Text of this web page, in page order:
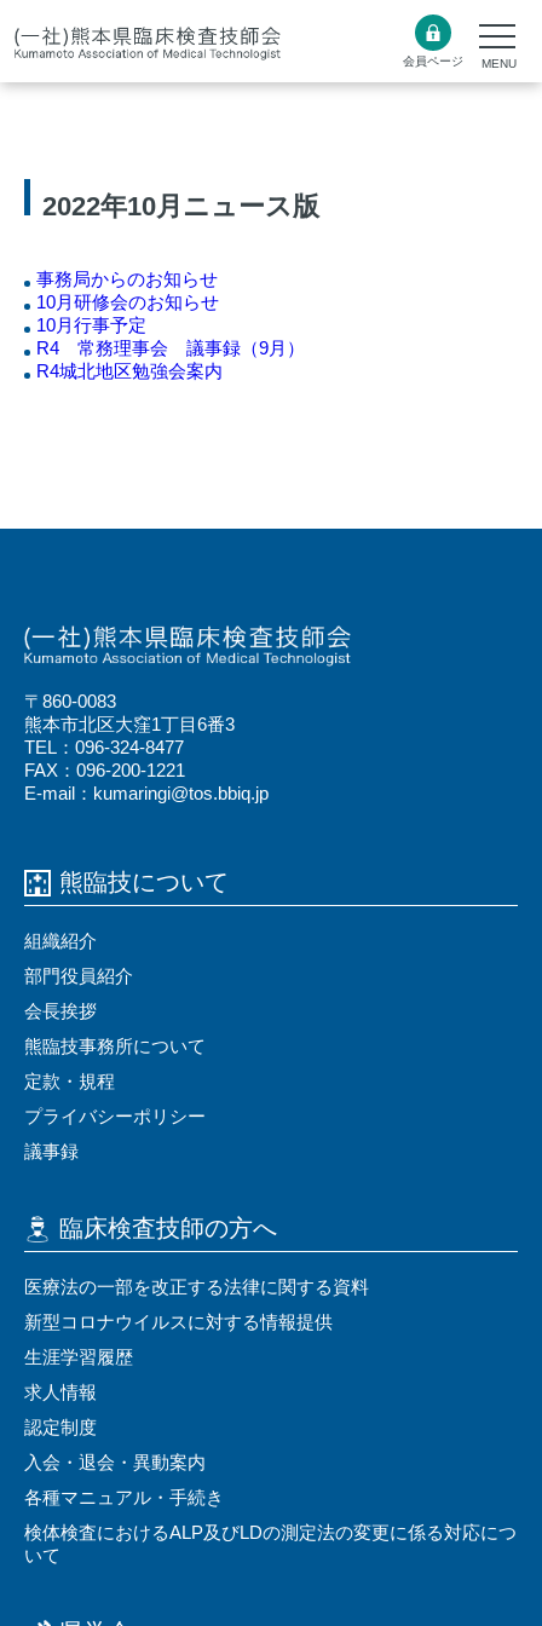
会員ページ
2022年10月ニュース版
事務局からのお知らせ
10月研修会のお知らせ
10月行事予定
R4 常務理事会 議事録（9月）
R4城北地区勉強会案内
〒860-0083
熊本市北区大窪1丁目6番3
TEL：096-324-8477
FAX：096-200-1221
E-mail：kumaringi@tos.bbiq.jp
熊臨技について
組織紹介
部門役員紹介
会⻑挨拶
熊臨技事務所について
定款・規程
プライバシーポリシー
議事録
臨床検査技師の⽅へ
医療法の⼀部を改正する法律に関する資料
新型コロナウイルスに対する情報提供
⽣涯学習履歴
求⼈情報
認定制度
⼊会・退会・異動案内
各種マニュアル・⼿続き
検体検査におけるALP及びLDの測定法の変更に係る対応につ
いて